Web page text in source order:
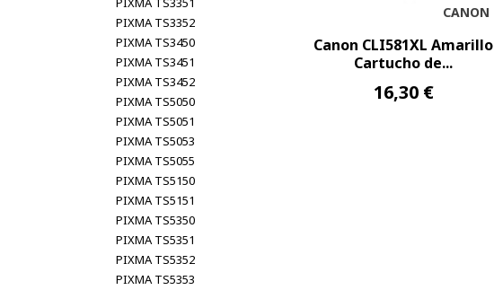
PIXMA TS3352
PIXMA TS3450
PIXMA TS3451
PIXMA TS3452
PIXMA TS5050
PIXMA TS5051
PIXMA TS5053
PIXMA TS5055
PIXMA TS5150
PIXMA TS5151
PIXMA TS5350
PIXMA TS5351
PIXMA TS5352
PIXMA TS5353
CANON
Canon CLI581XL Amarillo
Cartucho de...
16,30 €